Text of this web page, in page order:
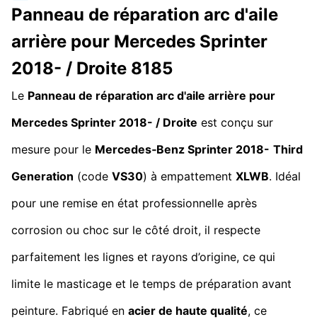
Panneau de réparation arc d'aile
arrière pour Mercedes Sprinter
2018- / Droite 8185
Le Panneau de réparation arc d'aile arrière pour
Mercedes Sprinter 2018- / Droite est conçu sur
mesure pour le Mercedes‑Benz Sprinter 2018- Third
Generation (code VS30) à empattement XLWB. Idéal
pour une remise en état professionnelle après
corrosion ou choc sur le côté droit, il respecte
parfaitement les lignes et rayons d’origine, ce qui
limite le masticage et le temps de préparation avant
peinture. Fabriqué en acier de haute qualité, ce